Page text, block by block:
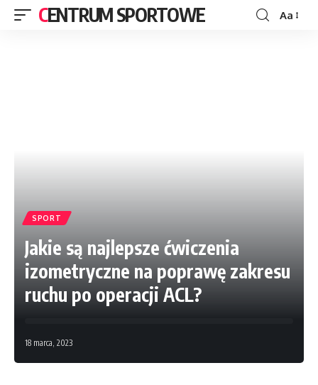
CENTRUM SPORTOWE Aa
SPORT
Jakie są najlepsze ćwiczenia
izometryczne na poprawę zakresu
ruchu po operacji ACL?
18 marca, 2023